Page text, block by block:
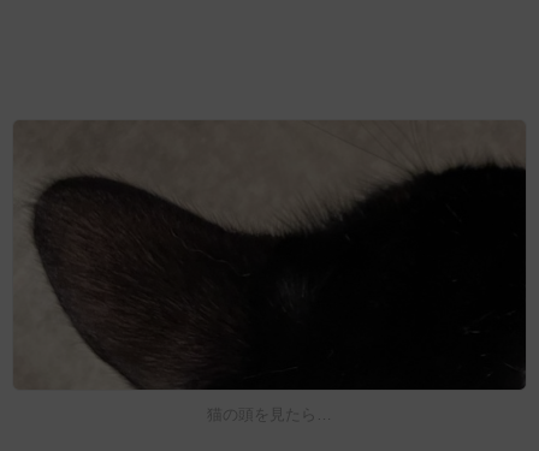
猫の頭を見たら…